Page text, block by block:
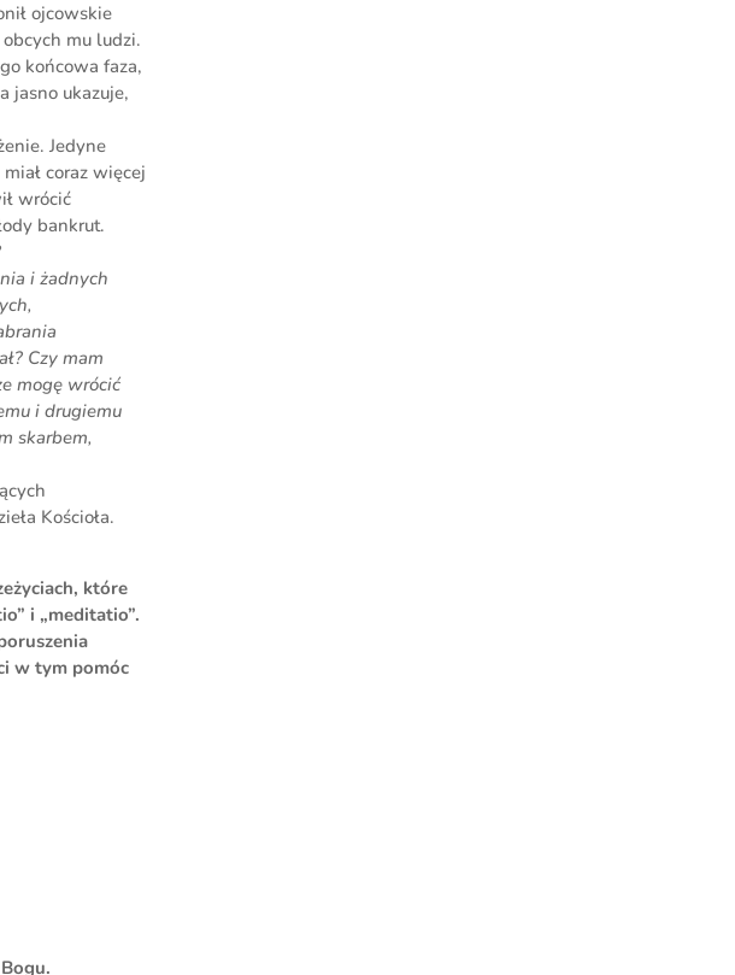
ojcowskie
mu ludzi.
końcowa faza,
jasno ukazuje,
Jedyne
coraz więcej
wrócić
bankrut.
i żadnych
Czy mam
mogę wrócić
i drugiemu
skarbem,
Kościoła.
które
i „meditatio”.
w tym pomóc